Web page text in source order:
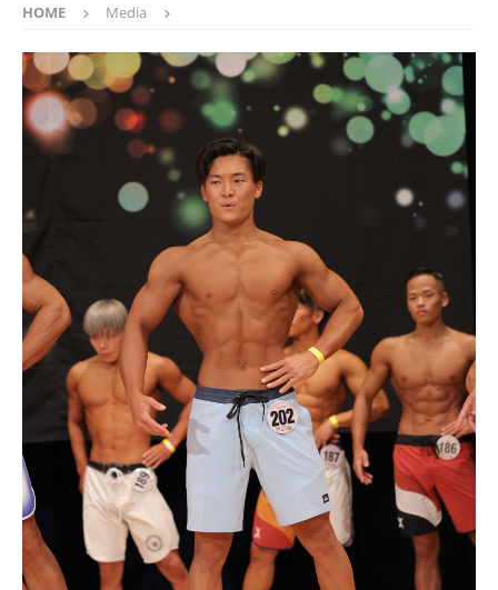
HOME Media